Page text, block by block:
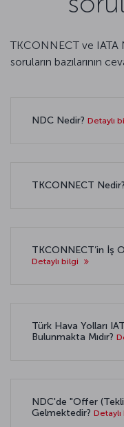
TKCONNECT ve IATA
soruların bazılarının
NDC Nedir? Detaylı
TKCONNECT Nedir?
TKCONNECT’in İş
Detaylı bilgi
Türk Hava Yolları
Bulunmakta Mıdır?
NDC'de "Offer
Gelmektedir?